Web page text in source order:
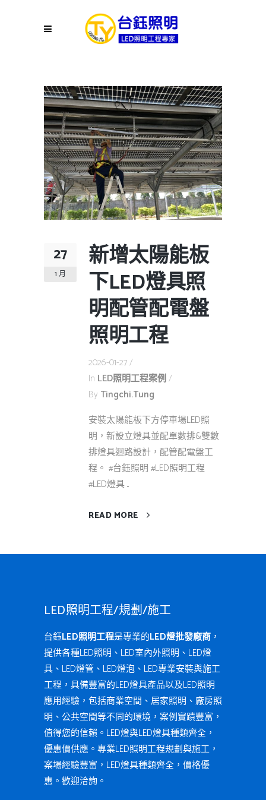
27
1 月
新增太陽能板
下LED燈具照
明配管配電盤
照明工程
2026-01-27
In LED照明工程案例
By Tingchi.tung
安裝太陽能板下方停車場LED照
明，新設立燈具並配單數排&雙數
排燈具迴路設計，配管配電盤工
程。 #台鈺照明 #LED照明工程
#LED燈具 ...
READ MORE
LED照明工程/規劃/施工
台鈺LED照明工程是專業的LED燈批發廠商 ，
提供各種LED照明、LED室內外照明、LED燈
具、LED燈管、LED燈泡、LED專業安裝與施工
工程，具備豐富的LED燈具產品以及LED照明
應用經驗，包括商業空間、居家照明、廠房照
明、公共空間等不同的環境，案例實蹟豐富，
值得您的信賴。LED燈與LED燈具種類齊全，
優惠價供應。專業LED照明工程規劃與施工，
案場經驗豐富，LED燈具種類齊全，價格優
惠。歡迎洽詢。